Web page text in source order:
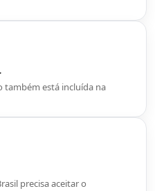
também está incluída na
precisa aceitar o